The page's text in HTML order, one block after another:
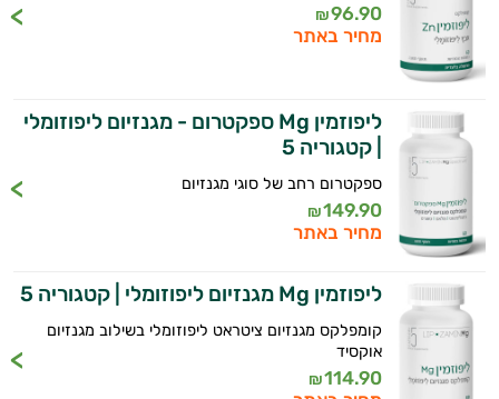
96.90
₪
מחיר באתר
ליפוזמין Mg ספקטרום - מגנזיום ליפוזומלי
| קטגוריה 5
ספקטרום רחב של סוגי מגנזיום
149.90
₪
מחיר באתר
ליפוזמין Mg מגנזיום ליפוזומלי | קטגוריה 5
קומפלקס מגנזיום ציטראט ליפוזומלי בשילוב מגנזיום
אוקסיד
114.90
₪
אני כאן כדי לעזור לך להתאים את תוספי
התזונה ומוצרי הבריאות המדויקים למטרות
ולמצב הגופני שלך, ולהסביר לך אילו רכיבים
עובדים יחד כדי למקסם תוצאות גם בחיי היום
יום וגם בתחום הכושר והספורט.
המטרה שלי היא להתאים עבורך המלצות
אישיות מבוססות מדעית.
זה הזמן להתחיל. איך אוכל לעזור?